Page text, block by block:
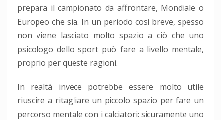
prepara il campionato da affrontare, Mondiale o
Europeo che sia. In un periodo così breve, spesso
non viene lasciato molto spazio a ciò che uno
psicologo dello sport può fare a livello mentale,
proprio per queste ragioni.
In realtà invece potrebbe essere molto utile
riuscire a ritagliare un piccolo spazio per fare un
percorso mentale con i calciatori: sicuramente uno